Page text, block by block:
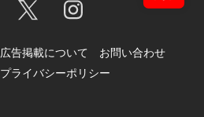
広告掲載について
お問い合わせ
プライバシーポリシー